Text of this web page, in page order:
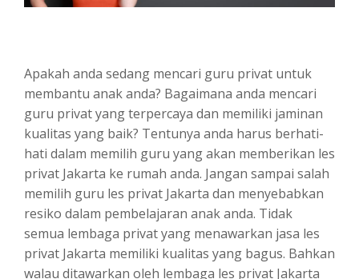
Apakah anda sedang mencari guru privat untuk
membantu anak anda? Bagaimana anda mencari
guru privat yang terpercaya dan memiliki jaminan
kualitas yang baik? Tentunya anda harus berhati-
hati dalam memilih guru yang akan memberikan les
privat Jakarta ke rumah anda. Jangan sampai salah
memilih guru les privat Jakarta dan menyebabkan
resiko dalam pembelajaran anak anda. Tidak
semua lembaga privat yang menawarkan jasa les
privat Jakarta memiliki kualitas yang bagus. Bahkan
walau ditawarkan oleh lembaga les privat Jakarta